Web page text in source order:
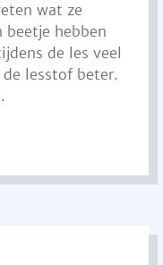
wat ze
beetje hebben
de les veel
lesstof beter.